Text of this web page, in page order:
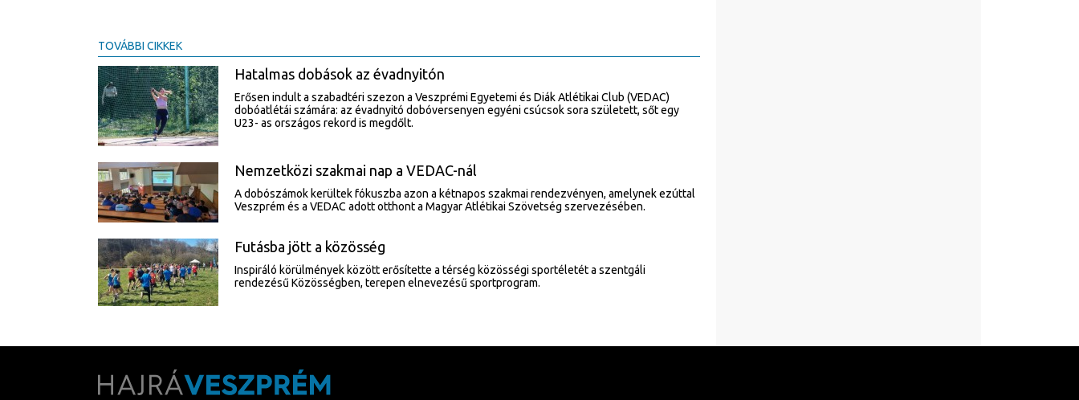
TOVÁBBI CIKKEK
Hatalmas dobások az évadnyitón
Erősen indult a szabadtéri szezon a Veszprémi Egyetemi és Diák Atlétikai Club (VEDAC)
dobóatlétái számára: az évadnyitó dobóversenyen egyéni csúcsok sora született, sőt egy
U23- as országos rekord is megdőlt.
Nemzetközi szakmai nap a VEDAC-nál
A dobószámok kerültek fókuszba azon a kétnapos szakmai rendezvényen, amelynek ezúttal
Veszprém és a VEDAC adott otthont a Magyar Atlétikai Szövetség szervezésében.
Futásba jött a közösség
Inspiráló körülmények között erősítette a térség közösségi sportéletét a szentgáli
rendezésű Közösségben, terepen elnevezésű sportprogram.